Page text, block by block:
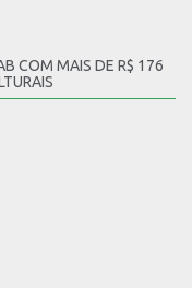
COM MAIS DE R$ 176